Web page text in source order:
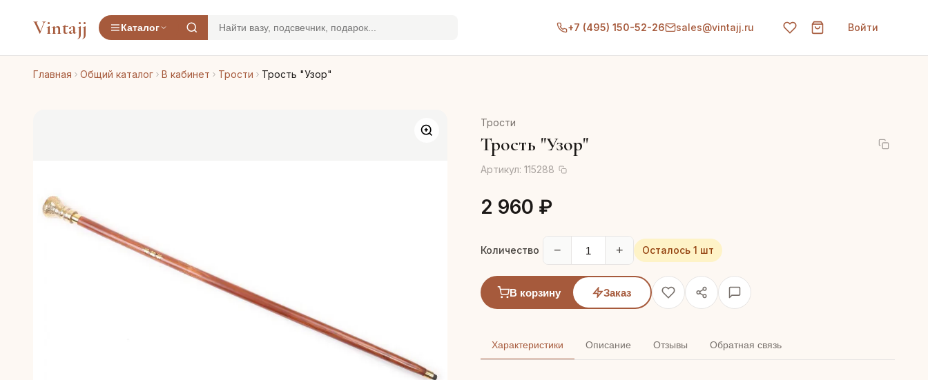
Vintajj Каталог +7 (495) 150-52-26 sales@vintajj.ru Войти
Главная Общий каталог В кабинет Трости Трость "Узор"
Трости
Трость "Узор"
Артикул: 115288
2 960 ₽
Количество − + Осталось 1 шт
В корзину Заказ
Характеристики Описание Отзывы Обратная связь